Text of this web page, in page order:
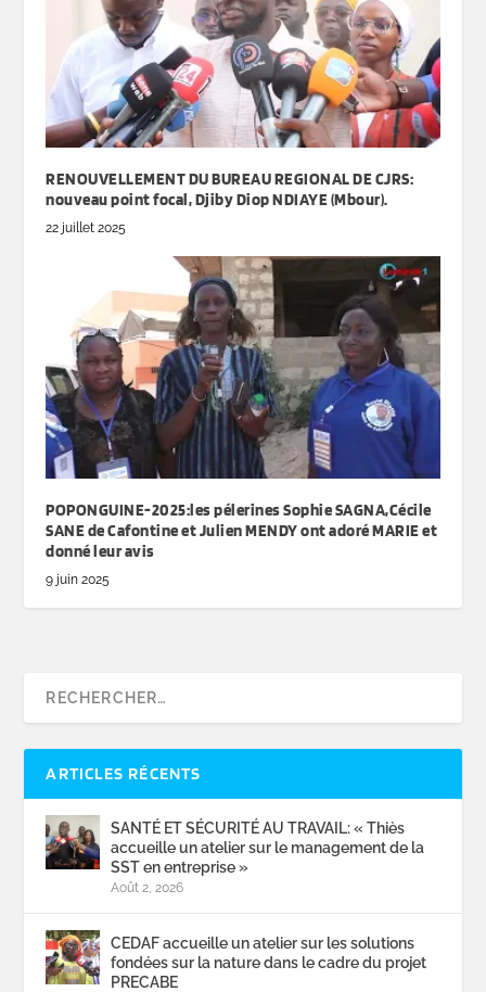
RENOUVELLEMENT DU BUREAU REGIONAL DE CJRS:
nouveau point focal, Djiby Diop NDIAYE (Mbour).
22 juillet 2025
POPONGUINE-2025:les pélerines Sophie SAGNA,Cécile
SANE de Cafontine et Julien MENDY ont adoré MARIE et
donné leur avis
9 juin 2025
ARTICLES RÉCENTS
SANTÉ ET SÉCURITÉ AU TRAVAIL: « Thiès
accueille un atelier sur le management de la
SST en entreprise »
Août 2, 2026
CEDAF accueille un atelier sur les solutions
fondées sur la nature dans le cadre du projet
PRECABE